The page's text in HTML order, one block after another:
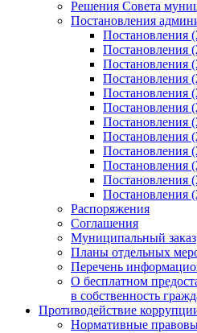
Решения Совета
Постановления
Постановления
Постановления
Постановления
Постановления
Постановления
Постановления
Постановления
Постановления
Постановления
Постановления
Постановления
Постановления
Распоряжения
Соглашения
Муниципальный заказ
Планы отдельных
Перечень
О бесплатном
в собственность
Противодействие
Нормативные